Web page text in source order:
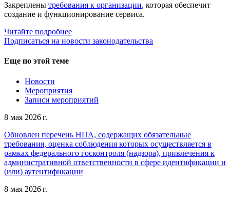
Закреплены требования к организации, которая обеспечит
создание и функционирование сервиса.
Читайте подробнее
Подписаться на новости законодательства
Еще по этой теме
Новости
Мероприятия
Записи мероприятий
8 мая 2026 г.
Обновлен перечень НПА, содержащих обязательные
требования, оценка соблюдения которых осуществляется в
рамках федерального госконтроля (надзора), привлечения к
административной ответственности в сфере идентификации и
(или) аутентификации
8 мая 2026 г.